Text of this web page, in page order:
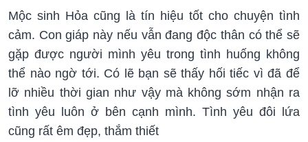
Mộc sinh Hỏa cũng là tín hiệu tốt cho chuyện tình
cảm. Con giáp này nếu vẫn đang độc thân có thể sẽ
gặp được người mình yêu trong tình huống không
thể nào ngờ tới. Có lẽ bạn sẽ thấy hối tiếc vì đã để
lỡ nhiều thời gian như vậy mà không sớm nhận ra
tình yêu luôn ở bên cạnh mình. Tình yêu đôi lứa
cũng rất êm đẹp, thắm thiết